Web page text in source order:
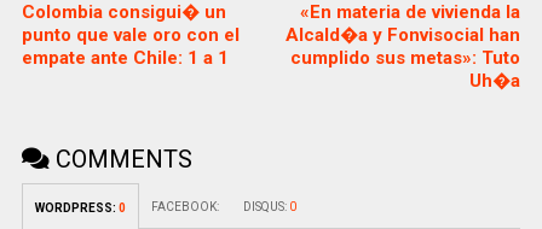
Colombia consigui� un
punto que vale oro con el
empate ante Chile: 1 a 1
«En materia de vivienda la
Alcald�a y Fonvisocial han
cumplido sus metas»: Tuto
Uh�a
COMMENTS
WORDPRESS: 0 FACEBOOK: DISQUS: 0